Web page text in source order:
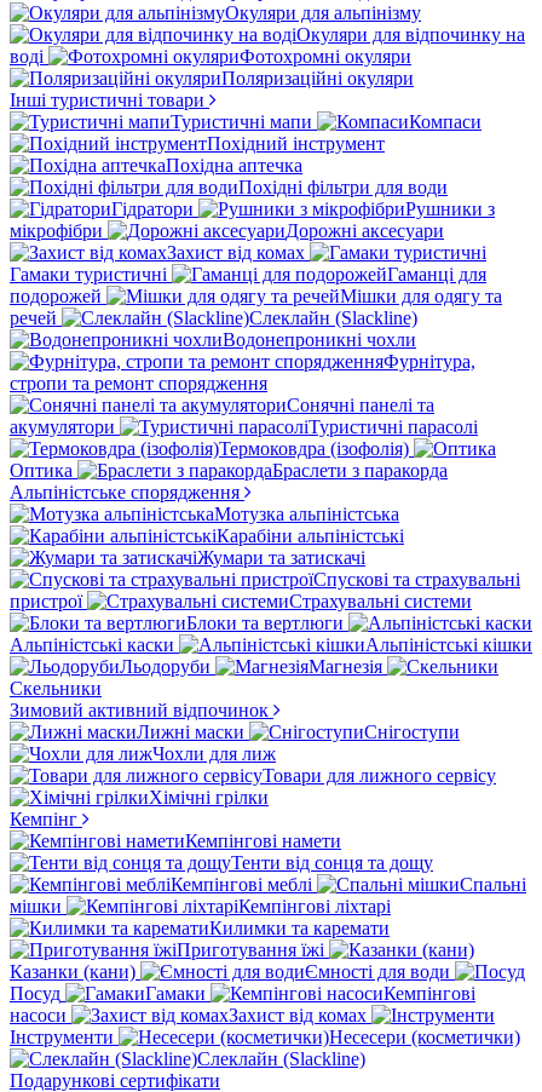
Окуляри для альпінізму
Окуляри для відпочинку на
воді
Фотохромні окуляри
Поляризаційні окуляри
Інші туристичні товари
Туристичні мапи
Компаси
Похідний інструмент
Похідна аптечка
Похідні фільтри для води
Гідратори
Рушники з
мікрофібри
Дорожні аксесуари
Захист від комах
Гамаки туристичні
Гаманці для
подорожей
Мішки для одягу та
речей
Слеклайн (Slackline)
Водонепроникні чохли
Фурнітура,
стропи та ремонт спорядження
Сонячні панелі та
акумулятори
Туристичні парасолі
Термоковдра (ізофолія)
Оптика
Браслети з паракорда
Альпіністське спорядження
Мотузка альпіністська
Карабіни альпіністські
Жумари та затискачі
Спускові та страхувальні
пристрої
Страхувальні системи
Блоки та вертлюги
Альпіністські каски
Альпіністські кішки
Льодоруби
Магнезія
Скельники
Зимовий активний відпочинок
Лижні маски
Снігоступи
Чохли для лиж
Товари для лижного сервісу
Хімічні грілки
Кемпінг
Кемпінгові намети
Тенти від сонця та дощу
Кемпінгові меблі
Спальні
мішки
Кемпінгові ліхтарі
Килимки та каремати
Приготування їжі
Казанки (кани)
Ємності для води
Посуд
Гамаки
Кемпінгові
насоси
Захист від комах
Інструменти
Несесери (косметички)
Слеклайн (Slackline)
Подарункові сертифікати